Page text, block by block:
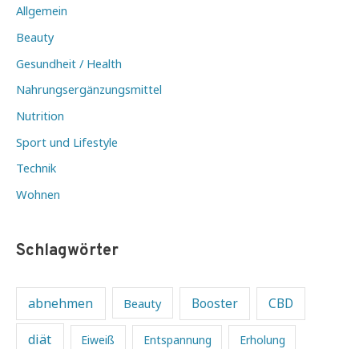
Allgemein
Beauty
Gesundheit / Health
Nahrungsergänzungsmittel
Nutrition
Sport und Lifestyle
Technik
Wohnen
Schlagwörter
abnehmen Beauty Booster CBD
diät Eiweiß Entspannung Erholung